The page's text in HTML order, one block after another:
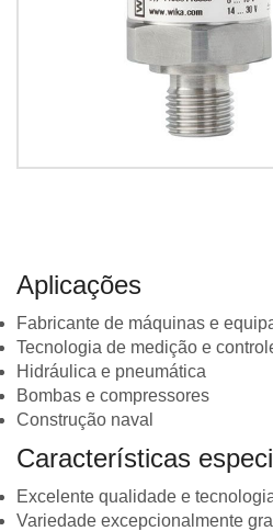
Aplicações
Fabricante de máquinas e
Tecnologia de medição e
Hidráulica e pneumática
Bombas e compressores
Construção naval
Características
Excelente qualidade e
Variedade excepcionalmente